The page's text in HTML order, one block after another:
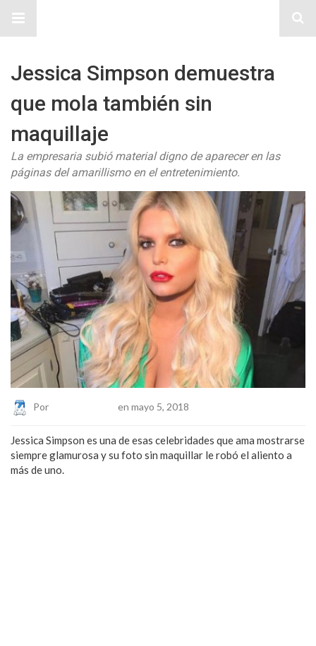
Jessica Simpson demuestra
que mola también sin
maquillaje
La empresaria subió material digno de aparecer en las
páginas del amarillismo en el entretenimiento.
Por en mayo 5, 2018
Jessica Simpson es una de esas celebridades que ama mostrarse
siempre glamurosa y su foto sin maquillar le robó el aliento a
más de uno.